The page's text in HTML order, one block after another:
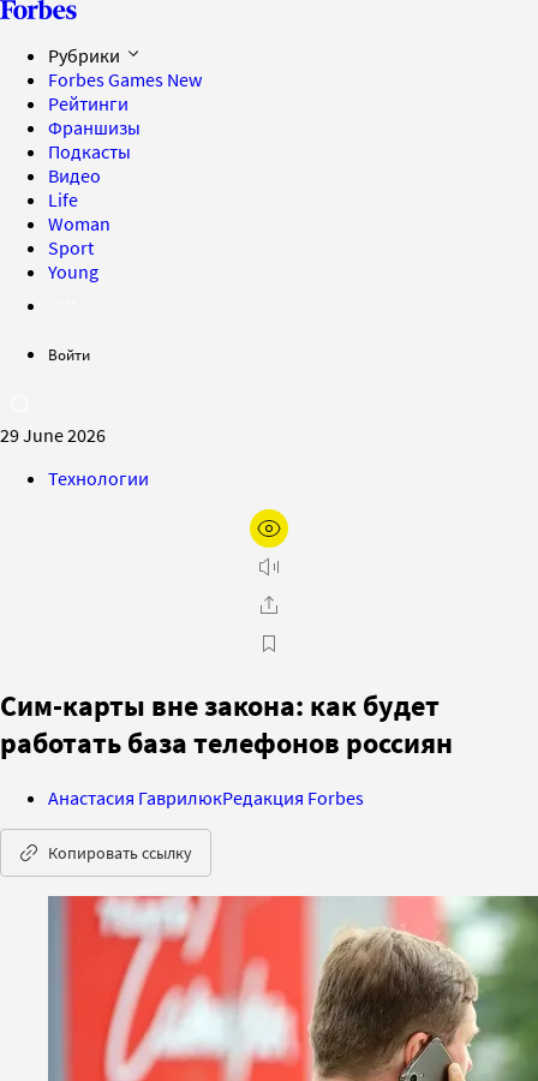
Рубрики
Forbes Games New
Рейтинги
Франшизы
Подкасты
Видео
Life
Woman
Sport
Young
Войти
29 June 2026
Технологии
Сим-карты вне закона: как будет
работать база телефонов россиян
Анастасия ГаврилюкРедакция Forbes
Копировать ссылку